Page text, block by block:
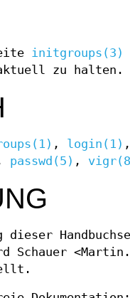
initgroups(3)
zu halten.
, login(1)
passwd(5) ,
dieser